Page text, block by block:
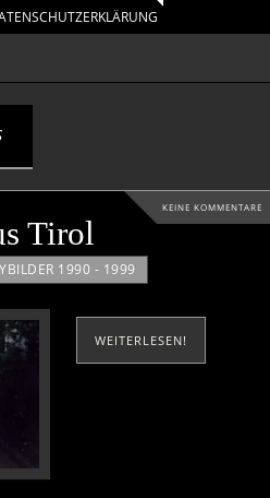
KEINE KOMMENTARE
Tirol
1990 - 1999
WEITERLESEN!